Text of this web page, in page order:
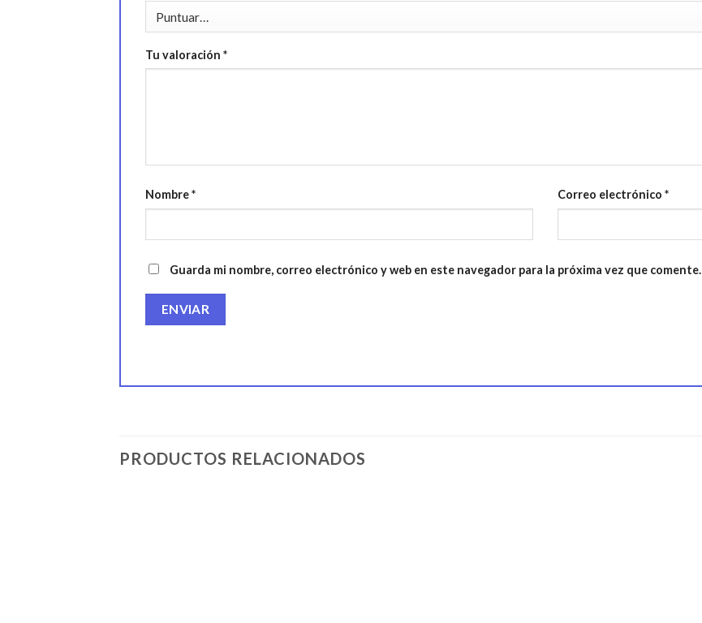
Tu valoración *
Nombre* Correo electrónico *
Guarda mi nombre, correo electrónico y web en este navegador para la próxima vez que comente.
PRODUCTOS RELACIONADOS